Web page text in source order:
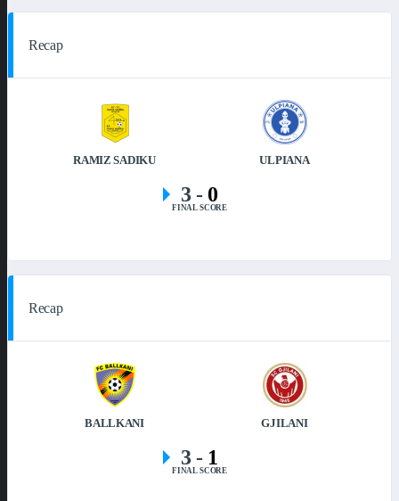
Recap
RAMIZ SADIKU ULPIANA
3- 0
FINAL SCORE
Recap
BALLKANI GJILANI
3- 1
FINAL SCORE